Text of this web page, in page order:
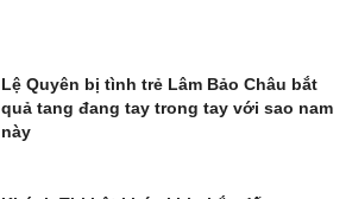
Lệ Quyên bị tình trẻ Lâm Bảo Châu bắt
quả tang đang tay trong tay với sao nam
này